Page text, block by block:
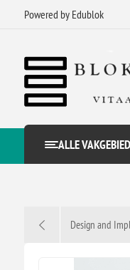
Powered by Edublok
ALLE
Design and